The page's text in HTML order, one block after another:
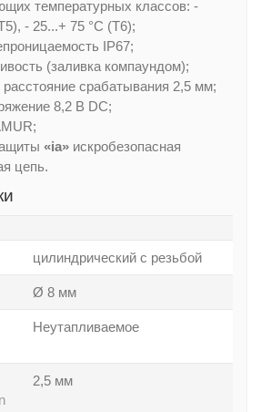
температурных классов: -
- 25...+ 75 °С (Т6);
IP67;
(заливка компаундом);
срабатывания 2,5 мм;
8,2 В DC;
«ia» искробезопасная
цепь.
цилиндрический с резьбой
Ø 8 мм
Неутапливаемое
2,5 мм